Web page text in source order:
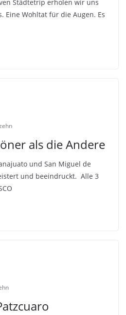
Städtetrip erholen wir uns
Eine Wohltat für die Augen. Es
als die Andere
und San Miguel de
und beeindruckt. Alle 3